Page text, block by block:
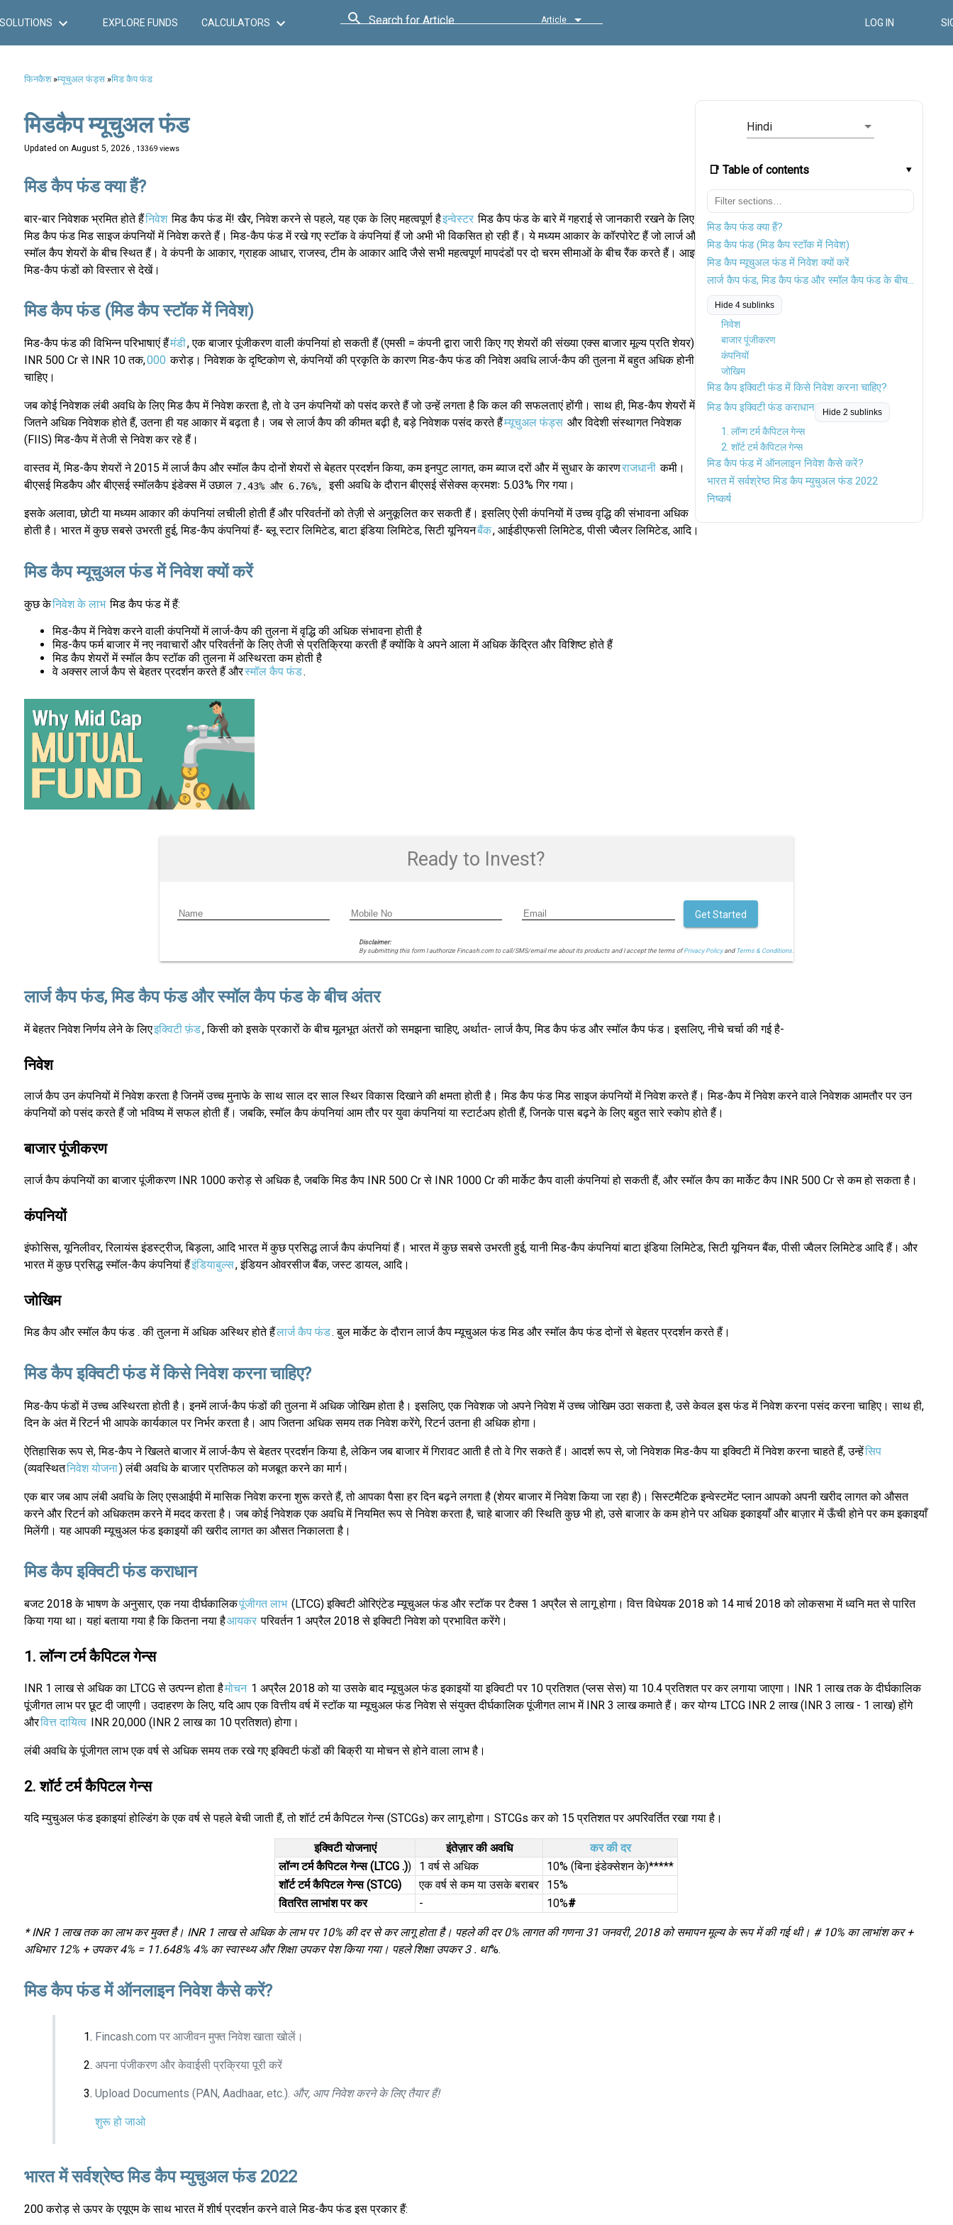
SOLUTIONS EXPLORE FUNDS CALCULATORS Search for Article Article LOG IN
फिनकैश»म्यूचुअल फंड्स»मिड कैप फंड
Hindi
📑 Table of contents
मिड कैप फंड क्या हैं?
मिड कैप फंड (मिड कैप स्टॉक में निवेश)
मिड कैप म्यूचुअल फंड में निवेश क्यों करें
लार्ज कैप फंड, मिड कैप फंड और स्मॉल कैप फंड के बीच अंतर
Hide 4 sublinks
निवेश
बाजार पूंजीकरण
कंपनियों
जोखिम
मिड कैप इक्विटी फंड में किसे निवेश करना चाहिए?
मिड कैप इक्विटी फंड कराधान
Hide 2 sublinks
1. लॉन्ग टर्म कैपिटल गेन्स
2. शॉर्ट टर्म कैपिटल गेन्स
मिड कैप फंड में ऑनलाइन निवेश कैसे करें?
भारत में सर्वश्रेष्ठ मिड कैप म्युचुअल फंड 2022
निष्कर्ष
मिडकैप म्यूचुअल फंड
Updated on August 5, 2026 , 13369 views
मिड कैप फंड क्या हैं?
बार-बार निवेशक भ्रमित होते हैंनिवेश मिड कैप फंड में! खैर, निवेश करने से पहले, यह एक के लिए महत्वपूर्ण हैइन्वेस्टर मिड कैप फंड के बारे में गहराई से जानकारी रखने के लिए।
मिड कैप फंड मिड साइज कंपनियों में निवेश करते हैं। मिड-कैप फंड में रखे गए स्टॉक वे कंपनियां हैं जो अभी भी विकसित हो रही हैं। ये मध्यम आकार के कॉरपोरेट हैं जो लार्ज और
स्मॉल कैप शेयरों के बीच स्थित हैं। वे कंपनी के आकार, ग्राहक आधार, राजस्व, टीम के आकार आदि जैसे सभी महत्वपूर्ण मापदंडों पर दो चरम सीमाओं के बीच रैंक करते हैं। आइए
मिड-कैप फंडों को विस्तार से देखें।
मिड कैप फंड (मिड कैप स्टॉक में निवेश)
मिड-कैप फंड की विभिन्न परिभाषाएं हैंमंडी, एक बाजार पूंजीकरण वाली कंपनियां हो सकती हैं (एमसी = कंपनी द्वारा जारी किए गए शेयरों की संख्या एक्स बाजार मूल्य प्रति शेयर)
INR 500 Cr से INR 10 तक,000 करोड़। निवेशक के दृष्टिकोण से, कंपनियों की प्रकृति के कारण मिड-कैप फंड की निवेश अवधि लार्ज-कैप की तुलना में बहुत अधिक होनी
चाहिए।
जब कोई निवेशक लंबी अवधि के लिए मिड कैप में निवेश करता है, तो वे उन कंपनियों को पसंद करते हैं जो उन्हें लगता है कि कल की सफलताएं होंगी। साथ ही, मिड-कैप शेयरों में
जितने अधिक निवेशक होते हैं, उतना ही यह आकार में बढ़ता है। जब से लार्ज कैप की कीमत बढ़ी है, बड़े निवेशक पसंद करते हैंम्यूचुअल फंड्स और विदेशी संस्थागत निवेशक
(FIIS) मिड-कैप में तेजी से निवेश कर रहे हैं।
वास्तव में, मिड-कैप शेयरों ने 2015 में लार्ज कैप और स्मॉल कैप दोनों शेयरों से बेहतर प्रदर्शन किया, कम इनपुट लागत, कम ब्याज दरों और में सुधार के कारणराजधानी कमी।
बीएसई मिडकैप और बीएसई स्मॉलकैप इंडेक्स में उछाल 7.43% और 6.76%, इसी अवधि के दौरान बीएसई सेंसेक्स क्रमशः 5.03% गिर गया।
इसके अलावा, छोटी या मध्यम आकार की कंपनियां लचीली होती हैं और परिवर्तनों को तेज़ी से अनुकूलित कर सकती हैं। इसलिए ऐसी कंपनियों में उच्च वृद्धि की संभावना अधिक
होती है। भारत में कुछ सबसे उभरती हुई, मिड-कैप कंपनियां हैं- ब्लू स्टार लिमिटेड, बाटा इंडिया लिमिटेड, सिटी यूनियनबैंक, आईडीएफसी लिमिटेड, पीसी ज्वैलर लिमिटेड, आदि।
मिड कैप म्यूचुअल फंड में निवेश क्यों करें
कुछ केनिवेश के लाभ मिड कैप फंड में हैं:
मिड-कैप में निवेश करने वाली कंपनियों में लार्ज-कैप की तुलना में वृद्धि की अधिक संभावना होती है
मिड-कैप फर्म बाजार में नए नवाचारों और परिवर्तनों के लिए तेजी से प्रतिक्रिया करती हैं क्योंकि वे अपने आला में अधिक केंद्रित और विशिष्ट होते हैं
मिड कैप शेयरों में स्मॉल कैप स्टॉक की तुलना में अस्थिरता कम होती है
वे अक्सर लार्ज कैप से बेहतर प्रदर्शन करते हैं औरस्मॉल कैप फंड.
Ready to Invest?
Disclaimer:
By submitting this form I authorize Fincash.com to call/SMS/email me about its products and I accept the terms ofPrivacy Policyand Terms & Conditions.
Get Started
लार्ज कैप फंड, मिड कैप फंड और स्मॉल कैप फंड के बीच अंतर
में बेहतर निवेश निर्णय लेने के लिएइक्विटी फ़ंड, किसी को इसके प्रकारों के बीच मूलभूत अंतरों को समझना चाहिए, अर्थात- लार्ज कैप, मिड कैप फंड और स्मॉल कैप फंड। इसलिए, नीचे चर्चा की गई है-
निवेश
लार्ज कैप उन कंपनियों में निवेश करता है जिनमें उच्च मुनाफे के साथ साल दर साल स्थिर विकास दिखाने की क्षमता होती है। मिड कैप फंड मिड साइज कंपनियों में निवेश करते हैं। मिड-कैप में निवेश करने वाले निवेशक आमतौर पर उन
कंपनियों को पसंद करते हैं जो भविष्य में सफल होती हैं। जबकि, स्मॉल कैप कंपनियां आम तौर पर युवा कंपनियां या स्टार्टअप होती हैं, जिनके पास बढ़ने के लिए बहुत सारे स्कोप होते हैं।
बाजार पूंजीकरण
लार्ज कैप कंपनियों का बाजार पूंजीकरण INR 1000 करोड़ से अधिक है, जबकि मिड कैप INR 500 Cr से INR 1000 Cr की मार्केट कैप वाली कंपनियां हो सकती हैं, और स्मॉल कैप का मार्केट कैप INR 500 Cr से कम हो सकता है।
कंपनियों
इंफोसिस, यूनिलीवर, रिलायंस इंडस्ट्रीज, बिड़ला, आदि भारत में कुछ प्रसिद्ध लार्ज कैप कंपनियां हैं। भारत में कुछ सबसे उभरती हुई, यानी मिड-कैप कंपनियां बाटा इंडिया लिमिटेड, सिटी यूनियन बैंक, पीसी ज्वैलर लिमिटेड आदि हैं। और
भारत में कुछ प्रसिद्ध स्मॉल-कैप कंपनियां हैंइंडियाबुल्स, इंडियन ओवरसीज बैंक, जस्ट डायल, आदि।
जोखिम
मिड कैप और स्मॉल कैप फंड . की तुलना में अधिक अस्थिर होते हैंलार्ज कैप फंड. बुल मार्केट के दौरान लार्ज कैप म्यूचुअल फंड मिड और स्मॉल कैप फंड दोनों से बेहतर प्रदर्शन करते हैं।
मिड कैप इक्विटी फंड में किसे निवेश करना चाहिए?
मिड-कैप फंडों में उच्च अस्थिरता होती है। इनमें लार्ज-कैप फंडों की तुलना में अधिक जोखिम होता है। इसलिए, एक निवेशक जो अपने निवेश में उच्च जोखिम उठा सकता है, उसे केवल इस फंड में निवेश करना पसंद करना चाहिए। साथ ही,
दिन के अंत में रिटर्न भी आपके कार्यकाल पर निर्भर करता है। आप जितना अधिक समय तक निवेश करेंगे, रिटर्न उतना ही अधिक होगा।
ऐतिहासिक रूप से, मिड-कैप ने खिलते बाजार में लार्ज-कैप से बेहतर प्रदर्शन किया है, लेकिन जब बाजार में गिरावट आती है तो वे गिर सकते हैं। आदर्श रूप से, जो निवेशक मिड-कैप या इक्विटी में निवेश करना चाहते हैं, उन्हेंसिप
(व्यवस्थितनिवेश योजना) लंबी अवधि के बाजार प्रतिफल को मजबूत करने का मार्ग।
एक बार जब आप लंबी अवधि के लिए एसआईपी में मासिक निवेश करना शुरू करते हैं, तो आपका पैसा हर दिन बढ़ने लगता है (शेयर बाजार में निवेश किया जा रहा है)। सिस्टमैटिक इन्वेस्टमेंट प्लान आपको अपनी खरीद लागत को औसत
करने और रिटर्न को अधिकतम करने में मदद करता है। जब कोई निवेशक एक अवधि में नियमित रूप से निवेश करता है, चाहे बाजार की स्थिति कुछ भी हो, उसे बाजार के कम होने पर अधिक इकाइयाँ और बाज़ार में ऊँची होने पर कम इकाइयाँ
मिलेंगी। यह आपकी म्यूचुअल फंड इकाइयों की खरीद लागत का औसत निकालता है।
मिड कैप इक्विटी फंड कराधान
बजट 2018 के भाषण के अनुसार, एक नया दीर्घकालिकपूंजीगत लाभ (LTCG) इक्विटी ओरिएंटेड म्यूचुअल फंड और स्टॉक पर टैक्स 1 अप्रैल से लागू होगा। वित्त विधेयक 2018 को 14 मार्च 2018 को लोकसभा में ध्वनि मत से पारित
किया गया था। यहां बताया गया है कि कितना नया हैआयकर परिवर्तन 1 अप्रैल 2018 से इक्विटी निवेश को प्रभावित करेंगे।
1. लॉन्ग टर्म कैपिटल गेन्स
INR 1 लाख से अधिक का LTCG से उत्पन्न होता हैमोचन 1 अप्रैल 2018 को या उसके बाद म्यूचुअल फंड इकाइयों या इक्विटी पर 10 प्रतिशत (प्लस सेस) या 10.4 प्रतिशत पर कर लगाया जाएगा। INR 1 लाख तक के दीर्घकालिक
पूंजीगत लाभ पर छूट दी जाएगी। उदाहरण के लिए, यदि आप एक वित्तीय वर्ष में स्टॉक या म्यूचुअल फंड निवेश से संयुक्त दीर्घकालिक पूंजीगत लाभ में INR 3 लाख कमाते हैं। कर योग्य LTCG INR 2 लाख (INR 3 लाख - 1 लाख) होंगे
औरवित्त दायित्व INR 20,000 (INR 2 लाख का 10 प्रतिशत) होगा।
लंबी अवधि के पूंजीगत लाभ एक वर्ष से अधिक समय तक रखे गए इक्विटी फंडों की बिक्री या मोचन से होने वाला लाभ है।
2. शॉर्ट टर्म कैपिटल गेन्स
यदि म्युचुअल फंड इकाइयां होल्डिंग के एक वर्ष से पहले बेची जाती हैं, तो शॉर्ट टर्म कैपिटल गेन्स (STCGs) कर लागू होगा। STCGs कर को 15 प्रतिशत पर अपरिवर्तित रखा गया है।
इक्विटी योजनाएं इंतेज़ार की अवधि
कर की दर
लॉन्ग टर्म कैपिटल गेन्स (LTCG .)) 1 वर्ष से अधिक
10% (बिना इंडेक्सेशन के)*****
शॉर्ट टर्म कैपिटल गेन्स (STCG)
एक वर्ष से कम या उसके बराबर
15%
वितरित लाभांश पर कर
- 10%#
* INR 1 लाख तक का लाभ कर मुक्त है। INR 1 लाख से अधिक के लाभ पर 10% की दर से कर लागू होता है। पहले की दर 0% लागत की गणना 31 जनवरी, 2018 को समापन मूल्य के रूप में की गई थी। # 10% का लाभांश कर +
अधिभार 12% + उपकर 4% = 11.648% 4% का स्वास्थ्य और शिक्षा उपकर पेश किया गया। पहले शिक्षा उपकर 3 . था%.
मिड कैप फंड में ऑनलाइन निवेश कैसे करें?
Fincash.com पर आजीवन मुफ्त निवेश खाता खोलें।
अपना पंजीकरण और केवाईसी प्रक्रिया पूरी करें
Upload Documents (PAN, Aadhaar, etc.). और, आप निवेश करने के लिए तैयार हैं!
शुरू हो जाओ
भारत में सर्वश्रेष्ठ मिड कैप म्युचुअल फंड 2022
200 करोड़ से ऊपर के एयूएम के साथ भारत में शीर्ष प्रदर्शन करने वाले मिड-कैप फंड इस प्रकार हैं: